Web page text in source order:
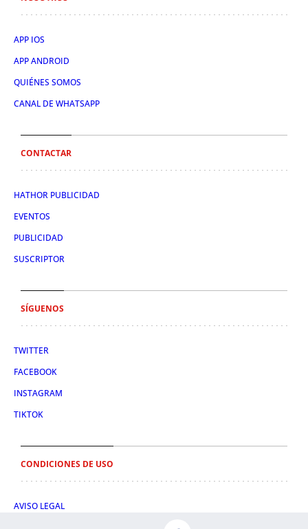
APP IOS
APP ANDROID
QUIÉNES SOMOS
CANAL DE WHATSAPP
CONTACTAR
HATHOR PUBLICIDAD
EVENTOS
PUBLICIDAD
SUSCRIPTOR
SÍGUENOS
TWITTER
FACEBOOK
INSTAGRAM
TIKTOK
CONDICIONES DE USO
AVISO LEGAL